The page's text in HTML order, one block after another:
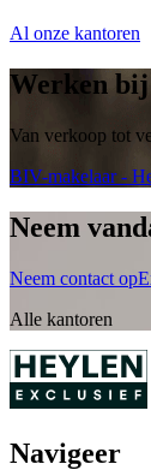
Al onze kantoren
Werken
Van verkoop tot
BIV-makelaar -
Neem
Neem contact op
Alle kantoren
Navigeer